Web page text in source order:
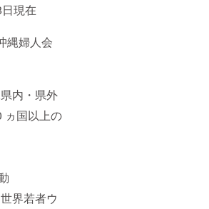
現在
縄婦人会
内・県外
ヵ国以上の
界若者ウ